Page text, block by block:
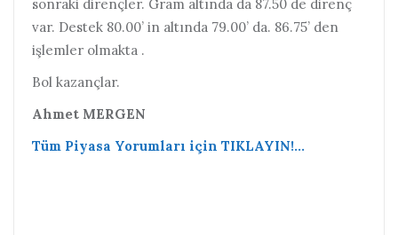
sonraki dirençler. Gram altında da 87.50 de direnç
var. Destek 80.00’ in altında 79.00’ da. 86.75’ den
işlemler olmakta .
Bol kazançlar.
Ahmet MERGEN
Tüm Piyasa Yorumları için TIKLAYIN!…